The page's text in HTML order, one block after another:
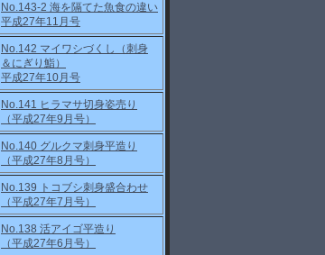
No.143-2 海を隔てた魚食の違い
平成27年11月号
No.142 マイワシづくし（刺身
＆にぎり鮨）
平成27年10月号
No.141 ヒラマサ切身姿売り
（平成27年9月号）
No.140 グルクマ刺身平造り
（平成27年8月号）
No.139 トコブシ刺身盛合わせ
（平成27年7月号）
No.138 活アイゴ平造り
（平成27年6月号）